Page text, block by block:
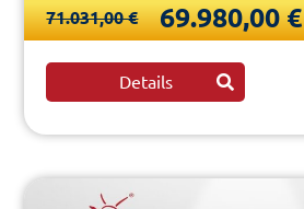
71.031,00 € 69.980,00 €
Details